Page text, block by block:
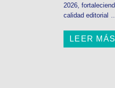
2026,
calidad editorial ...
LEER MÁS